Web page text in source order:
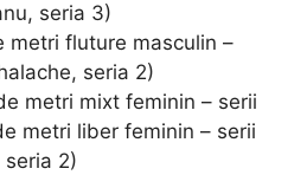
seria 3)
metri fluture masculin –
seria 2)
metri mixt feminin – serii
metri liber feminin – serii
seria 2)